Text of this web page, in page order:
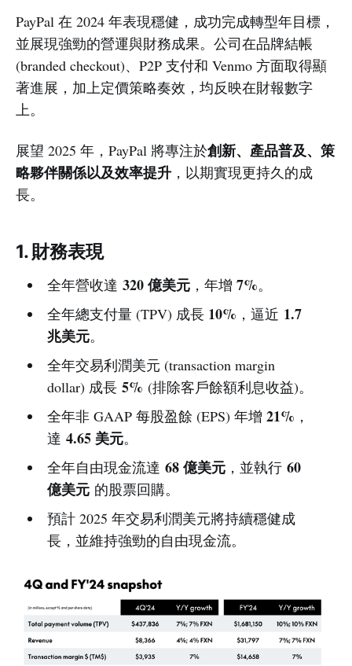
PayPal 在 2024 年表現穩健，成功完成轉型年目標，
並展現強勁的營運與財務成果。公司在品牌結帳
(branded checkout)、P2P 支付和 Venmo 方面取得顯
著進展，加上定價策略奏效，均反映在財報數字
上。
展望 2025 年，PayPal 將專注於創新、產品普及、策
略夥伴關係以及效率提升 ，以期實現更持久的成
長。
1. 財務表現
全年營收達 320 億美元，年增 7%。
全年總支付量 (TPV) 成長 10% ，逼近 1.7
兆美元。
全年交易利潤美元 (transaction margin
dollar) 成長 5% (排除客戶餘額利息收益)。
全年非 GAAP 每股盈餘 (EPS) 年增 21% ，
達 4.65 美元。
全年自由現金流達 68 億美元，並執行 60
億美元的股票回購。
預計 2025 年交易利潤美元將持續穩健成
長，並維持強勁的自由現金流。